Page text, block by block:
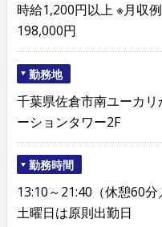
時給1,200円以上 ※月収
198,000円
勤務地
千葉県佐倉市南ユーカ
ーションタワー2F
勤務時間
13:10～21:40（休憩60
土曜日は原則出勤日